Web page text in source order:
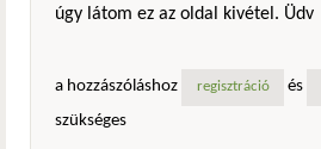
úgy látom ez az oldal kivétel. Üdv
a hozzászóláshoz regisztráció és
szükséges